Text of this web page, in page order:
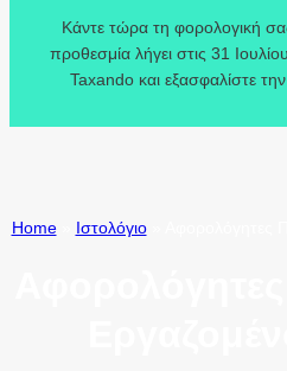
Κάντε τώρα τη φορολογική
προθεσμία λήγει στις 31
Taxando και εξασφαλίστε
Home» Ιστολόγιο»